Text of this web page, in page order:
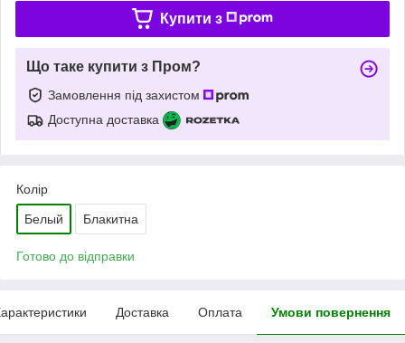
Купити з
Що таке купити з Пром?
Замовлення під захистом
Доступна доставка
Колір
Белый Блакитна
Готово до відправки
Доставка Оплата Умови повернення